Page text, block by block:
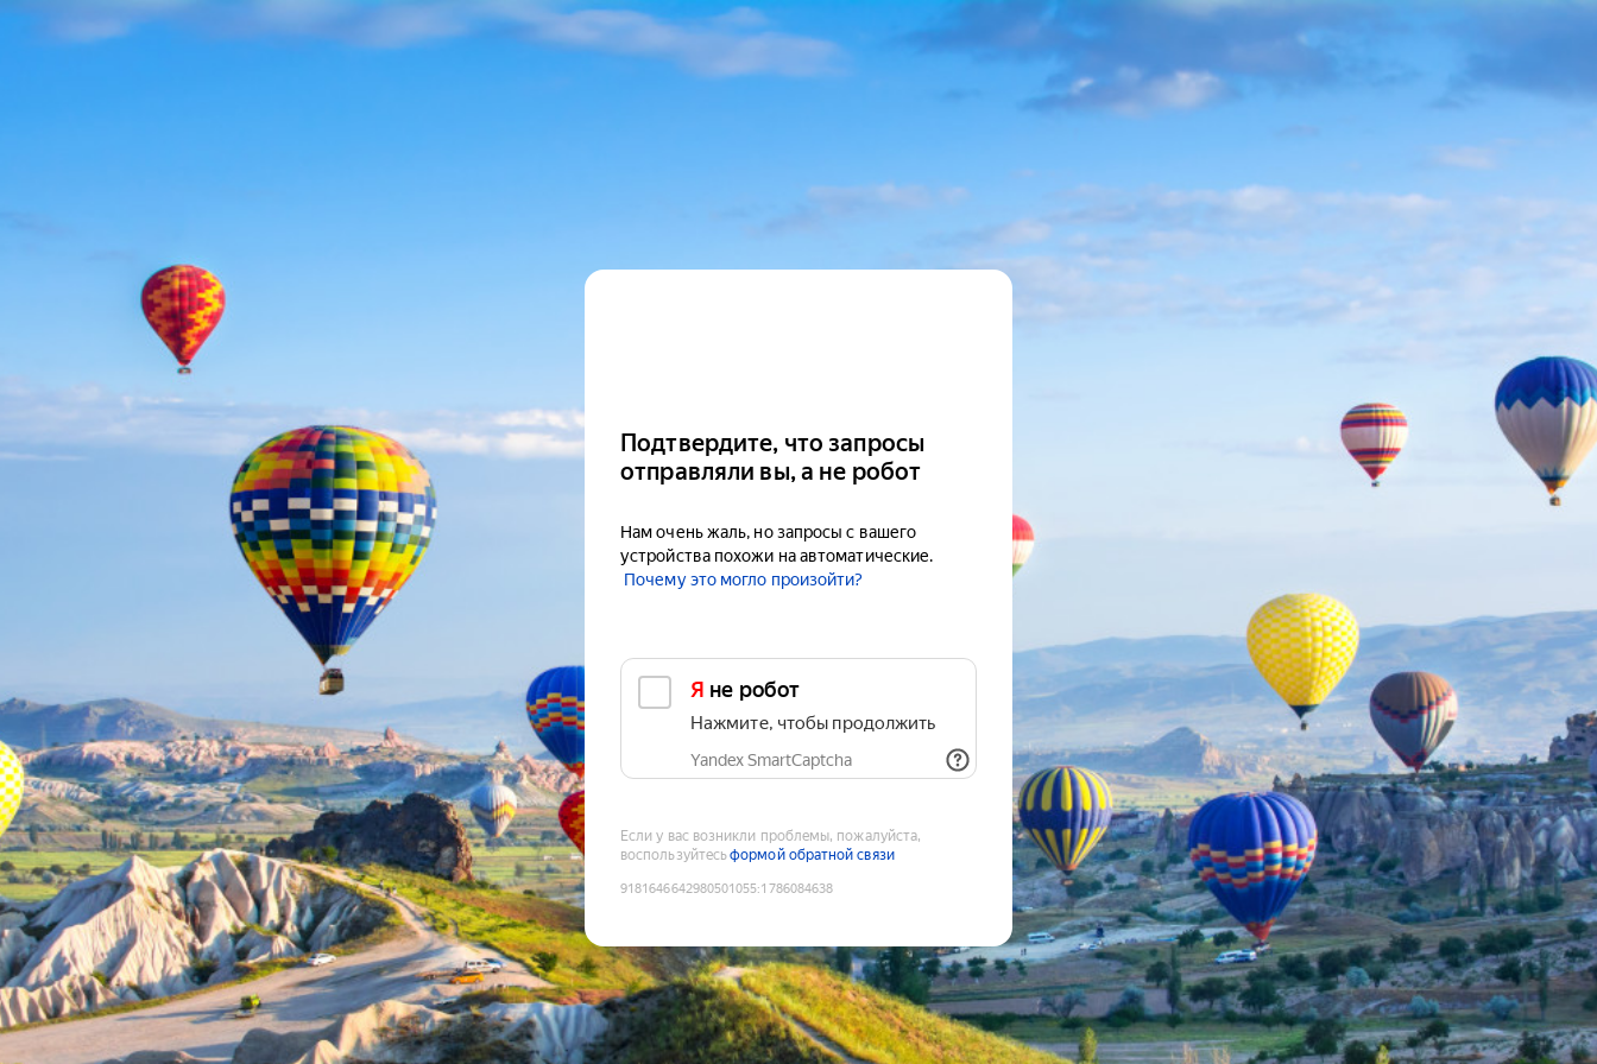
Подтвердите, что запросы
отправляли вы, а не робот
Нам очень жаль, но запросы с вашего
устройства похожи на автоматические.
Почему это могло произойти?
Я не робот
Нажмите, чтобы продолжить
Yandex SmartCaptcha
Если у вас возникли проблемы, пожалуйста,
воспользуйтесьформой обратной связи
9181646642980501055:1786084638